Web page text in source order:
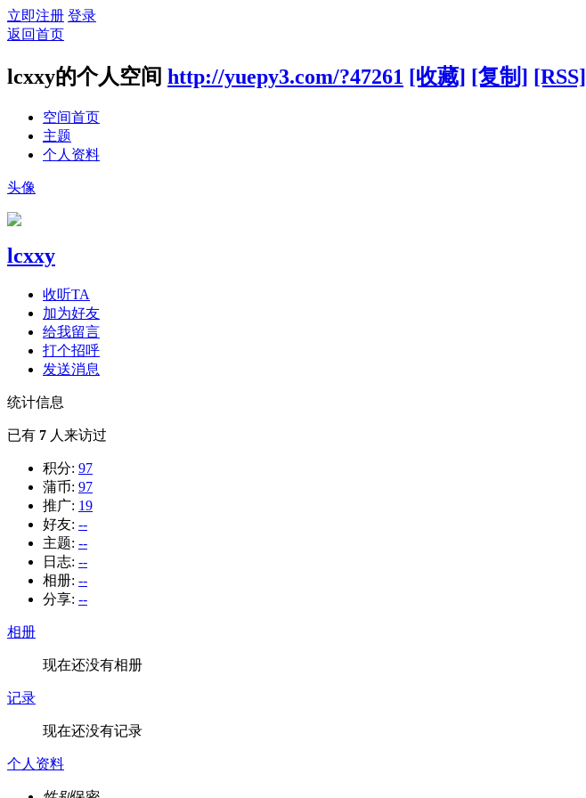
立即注册 登录
返回首页
lcxxy的个人空间 http://yuepy3.com/?47261 [收藏] [复制] [RSS]
空间首页
主题
个人资料
头像
lcxxy
收听TA
加为好友
给我留言
打个招呼
发送消息
统计信息
已有 7 人来访过
积分: 97
蒲币: 97
推广: 19
好友: --
主题: --
日志: --
相册: --
分享: --
相册
现在还没有相册
记录
现在还没有记录
个人资料